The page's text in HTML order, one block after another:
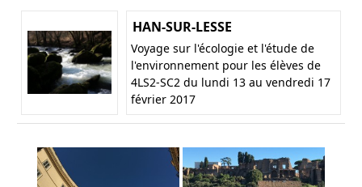
HAN-SUR-LESSE
Voyage sur l'écologie et l'étude de
l'environnement pour les élèves de
4LS2-SC2 du lundi 13 au vendredi 17
février 2017